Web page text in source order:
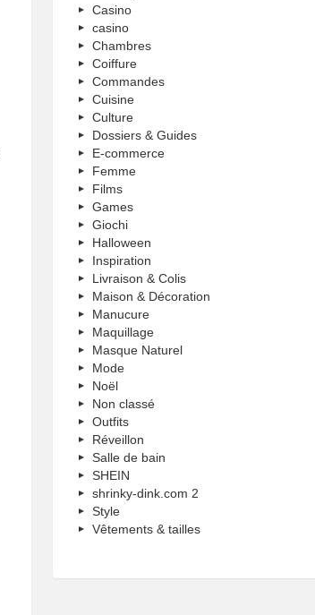
Casino
casino
Chambres
Coiffure
Commandes
Cuisine
Culture
Dossiers & Guides
E-commerce
Femme
Films
Games
Giochi
Halloween
Inspiration
Livraison & Colis
Maison & Décoration
Manucure
Maquillage
Masque Naturel
Mode
Noël
Non classé
Outfits
Réveillon
Salle de bain
SHEIN
shrinky-dink.com 2
Style
Vêtements & tailles